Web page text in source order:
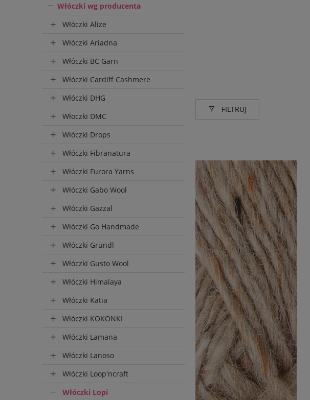
Włóczki wg producenta
Włóczki Alize
Włóczki Ariadna
Włóczki BC Garn
Włóczki Cardiff Cashmere
Włóczki DHG
Włoczki DMC
Włóczki Drops
Włóczki Fibranatura
Włóczki Furora Yarns
Włóczki Gabo Wool
Włóczki Gazzal
Włóczki Go Handmade
Włóczki Gründl
Włóczki Gusto Wool
Włóczki Himalaya
Włóczki Katia
Włóczki KOKONKI
Włóczki Lamana
Włóczki Lanoso
Włóczki Loop'ncraft
Włóczki Lopi
FILTRUJ
Wysyłka
do 72 godz. + dostawa(22)